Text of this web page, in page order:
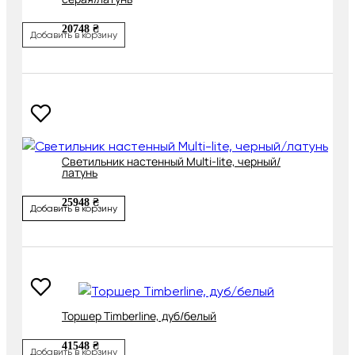
20748 ₴
Добавить в корзину
Светильник настенный Multi-lite, черный/
латунь
25948 ₴
Добавить в корзину
Торшер Timberline, дуб/белый
41548 ₴
Добавить в корзину